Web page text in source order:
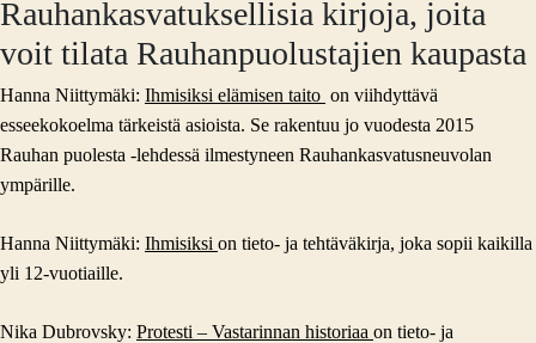
Rauhankasvatuksellisia kirjoja, joita
voit tilata Rauhanpuolustajien kaupasta
Hanna Niittymäki: Ihmisiksi elämisen taito on viihdyttävä
esseekokoelma tärkeistä asioista. Se rakentuu jo vuodesta 2015
Rauhan puolesta -lehdessä ilmestyneen Rauhankasvatusneuvolan
ympärille.
Hanna Niittymäki: Ihmisiksi on tieto- ja tehtäväkirja, joka sopii kaikilla
yli 12-vuotiaille.
Nika Dubrovsky: Protesti – Vastarinnan historiaa on tieto- ja